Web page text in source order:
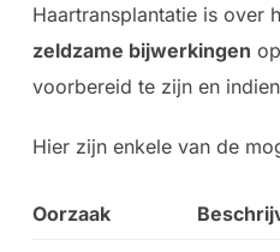
Haartransplantatie is over
zeldzame bijwerkingen
voorbereid te zijn en
Hier zijn enkele van de
Oorzaak